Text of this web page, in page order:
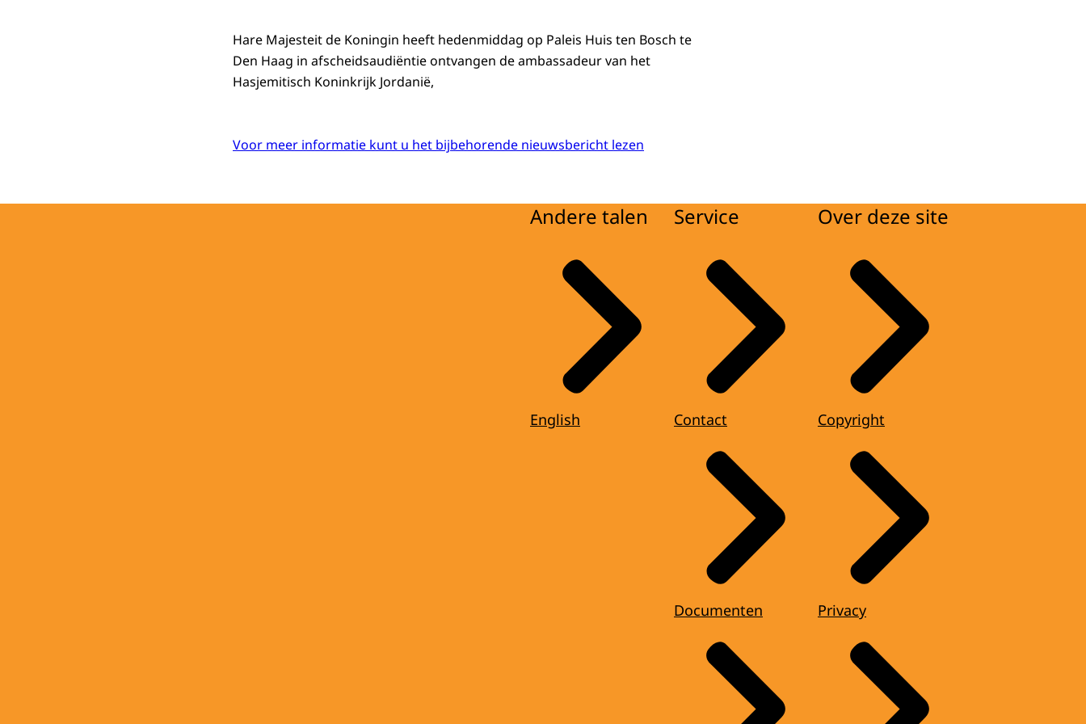
Hare Majesteit de Koningin heeft hedenmiddag op Paleis Huis ten Bosch te
Den Haag in afscheidsaudiëntie ontvangen de ambassadeur van het
Hasjemitisch Koninkrijk Jordanië,
Voor meer informatie kunt u het bijbehorende nieuwsbericht lezen
Andere talen
English
Service
Contact
Documenten
Over deze site
Copyright
Privacy